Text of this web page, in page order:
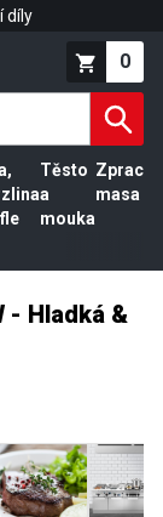
díly
0
Těsto
a
mouka
masa
- Hladká &